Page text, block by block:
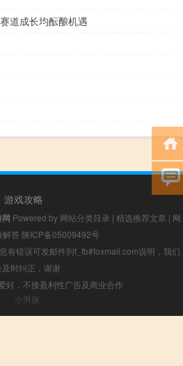
道成长均酝酿机遇
游戏攻略
Powered by 网站分类目录 | 精选推荐文章 | 网
解答 陕ICP备05009492号
有错误可发邮件到f_fb#foxmail.com说明，我们
及时纠正，谢谢
好，不接盈利性广告及商业合作
小男孩